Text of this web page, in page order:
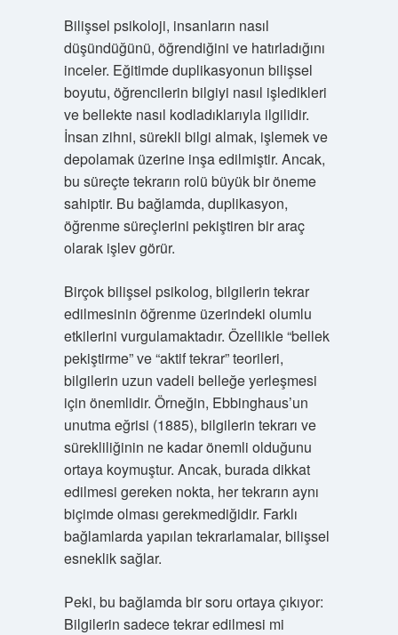
Bilişsel psikoloji, insanların nasıl
düşündüğünü, öğrendiğini ve hatırladığını
inceler. Eğitimde duplikasyonun bilişsel
boyutu, öğrencilerin bilgiyi nasıl işledikleri
ve bellekte nasıl kodladıklarıyla ilgilidir.
İnsan zihni, sürekli bilgi almak, işlemek ve
depolamak üzerine inşa edilmiştir. Ancak,
bu süreçte tekrarın rolü büyük bir öneme
sahiptir. Bu bağlamda, duplikasyon,
öğrenme süreçlerini pekiştiren bir araç
olarak işlev görür.
Birçok bilişsel psikolog, bilgilerin tekrar
edilmesinin öğrenme üzerindeki olumlu
etkilerini vurgulamaktadır. Özellikle “bellek
pekiştirme” ve “aktif tekrar” teorileri,
bilgilerin uzun vadeli belleğe yerleşmesi
için önemlidir. Örneğin, Ebbinghaus’un
unutma eğrisi (1885), bilgilerin tekrarı ve
sürekliliğinin ne kadar önemli olduğunu
ortaya koymuştur. Ancak, burada dikkat
edilmesi gereken nokta, her tekrarın aynı
biçimde olması gerekmediğidir. Farklı
bağlamlarda yapılan tekrarlamalar, bilişsel
esneklik sağlar.
Peki, bu bağlamda bir soru ortaya çıkıyor:
Bilgilerin sadece tekrar edilmesi mi